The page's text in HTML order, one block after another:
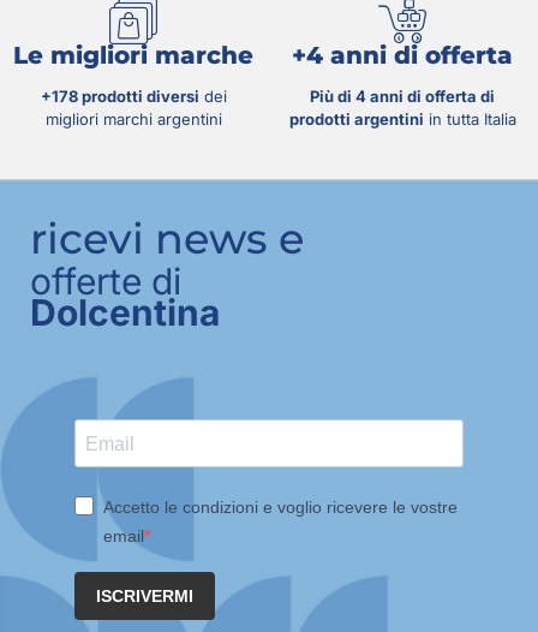
Le migliori marche
+178 prodotti diversi dei
migliori marchi argentini
+4 anni di offerta
Più di 4 anni di offerta di
prodotti argentini in tutta Italia
ricevi news e
offerte di
Dolcentina
Accetto le condizioni e voglio ricevere le vostre
email
ISCRIVERMI